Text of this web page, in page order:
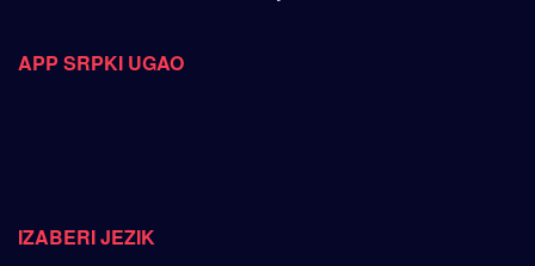
APP SRPKI UGAO
IZABERI JEZIK